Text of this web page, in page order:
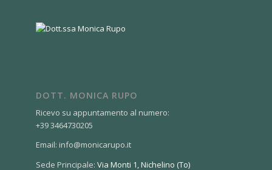
DOTT. MONICA RUPO
Ricevo su appuntamento al numero:
+39 3464730205
Email: info@monicarupo.it
Sede Principale:Via Monti 1, Nichelino (To)